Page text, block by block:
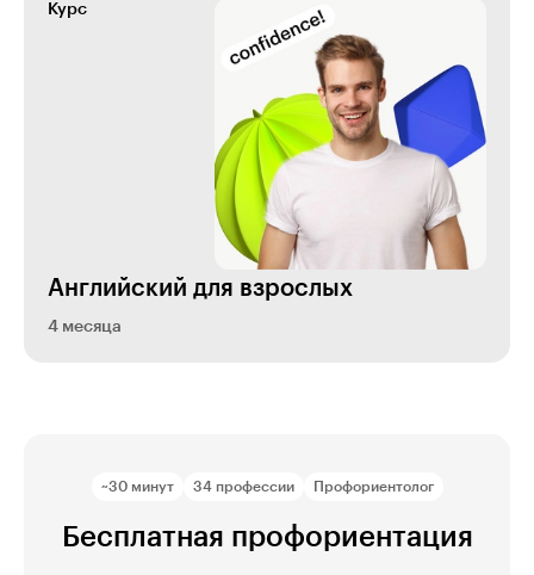
Курс
Английский для взрослых
4 месяца
~30 минут 34 профессии Профориентолог
Бесплатная профориентация